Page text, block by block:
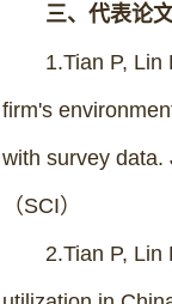
三、代表论
1.Tian P,
firm's
with survey data.
（SCI）
2.Tian P,